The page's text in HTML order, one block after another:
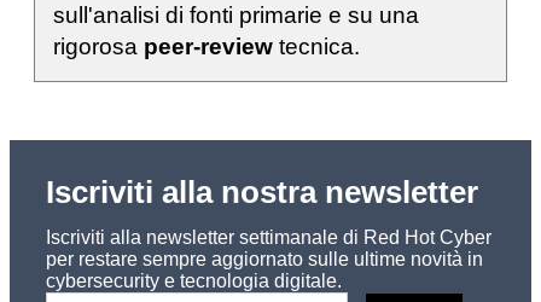
sull'analisi di fonti primarie e su una
rigorosa peer-review tecnica.
Iscriviti alla nostra newsletter
Iscriviti alla newsletter settimanale di Red Hot Cyber
per restare sempre aggiornato sulle ultime novità in
cybersecurity e tecnologia digitale.